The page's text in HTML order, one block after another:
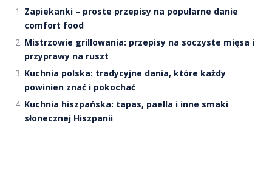
Zapiekanki – proste przepisy na popularne danie
comfort food
Mistrzowie grillowania: przepisy na soczyste mięsa i
przyprawy na ruszt
Kuchnia polska: tradycyjne dania, które każdy
powinien znać i pokochać
Kuchnia hiszpańska: tapas, paella i inne smaki
słonecznej Hiszpanii